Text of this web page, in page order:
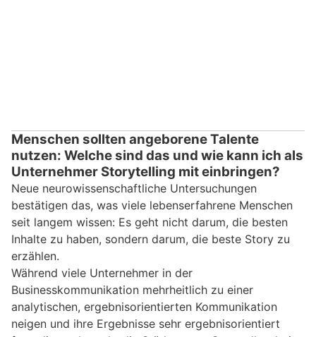
Menschen sollten angeborene Talente
nutzen: Welche sind das und wie kann ich als
Unternehmer Storytelling mit einbringen?
Neue neurowissenschaftliche Untersuchungen
bestätigen das, was viele lebenserfahrene Menschen
seit langem wissen: Es geht nicht darum, die besten
Inhalte zu haben, sondern darum, die beste Story zu
erzählen.
Während viele Unternehmer in der
Businesskommunikation mehrheitlich zu einer
analytischen, ergebnisorientierten Kommunikation
neigen und ihre Ergebnisse sehr ergebnisorientiert